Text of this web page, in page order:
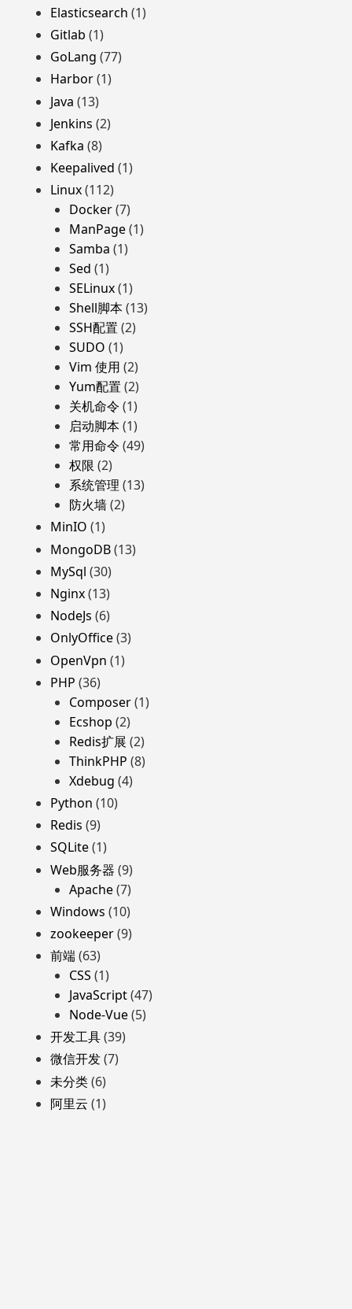
Elasticsearch (1)
Gitlab (1)
GoLang (77)
Harbor(1)
Java (13)
Jenkins (2)
Kafka (8)
Keepalived (1)
Linux(112)
Docker(7)
ManPage(1)
Samba (1)
Sed (1)
SELinux(1)
Shell脚本(13)
SSH配置 (2)
SUDO (1)
Vim 使用 (2)
Yum配置 (2)
关机命令 (1)
启动脚本(1)
常用命令 (49)
权限 (2)
系统管理 (13)
防火墙(2)
MinIO (1)
MongoDB(13)
MySql (30)
Nginx(13)
NodeJs (6)
OnlyOffice(3)
OpenVpn (1)
PHP (36)
Composer(1)
Ecshop (2)
Redis扩展 (2)
ThinkPHP (8)
Xdebug (4)
Python (10)
Redis (9)
SQLite(1)
Web服务器 (9)
Apache(7)
Windows (10)
zookeeper(9)
前端(63)
CSS (1)
JavaScript(47)
Node-Vue(5)
开发工具(39)
微信开发(7)
未分类(6)
阿里云 (1)